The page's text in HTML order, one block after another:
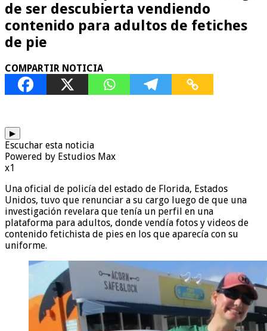
de ser descubierta vendiendo
contenido para adultos de fetiches
de pie
COMPARTIR NOTICIA
▶
Escuchar esta noticia
Powered by Estudios Max
x1
Una oficial de policía del estado de Florida, Estados
Unidos, tuvo que renunciar a su cargo luego de que una
investigación revelara que tenía un perfil en una
plataforma para adultos, donde vendía fotos y videos de
contenido fetichista de pies en los que aparecía con su
uniforme.